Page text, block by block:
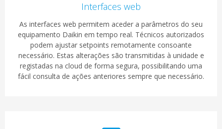
Interfaces web
As interfaces web permitem aceder a parâmetros do seu
equipamento Daikin em tempo real. Técnicos autorizados
podem ajustar setpoints remotamente consoante
necessário. Estas alterações são transmitidas à unidade e
registadas na cloud de forma segura, possibilitando uma
fácil consulta de ações anteriores sempre que necessário.